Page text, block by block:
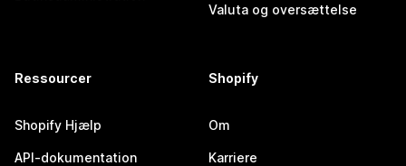
Valuta og oversættelse
Ressourcer
Shopify Hjælp
API-dokumentation
Shopify
Om
Karriere